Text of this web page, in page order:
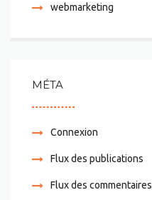
webmarketing
MÉTA
Connexion
Flux des publications
Flux des commentaires